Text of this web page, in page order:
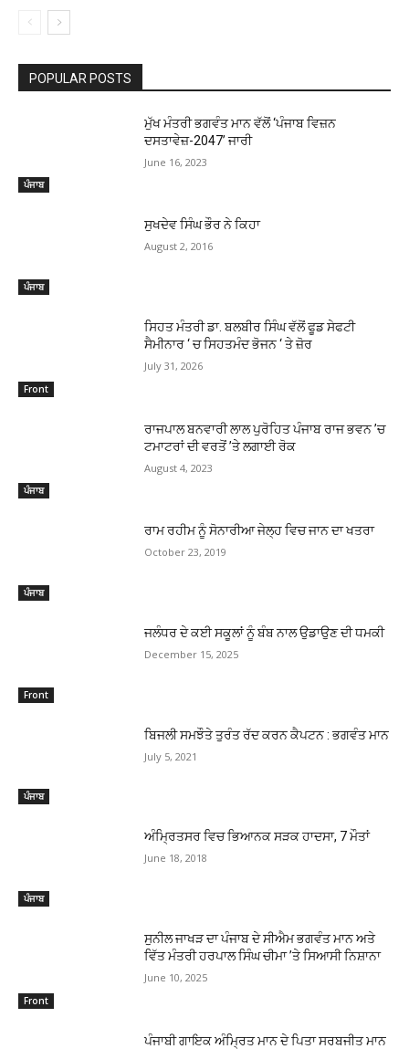
POPULAR POSTS
ਪੰਜਾਬ
ਮੁੱਖ ਮੰਤਰੀ ਭਗਵੰਤ ਮਾਨ ਵੱਲੋਂ ‘ਪੰਜਾਬ ਵਿਜ਼ਨ
ਦਸਤਾਵੇਜ਼-2047’ ਜਾਰੀ
June 16, 2023
ਪੰਜਾਬ
ਸੁਖਦੇਵ ਸਿੰਘ ਭੌਰ ਨੇ ਕਿਹਾ
August 2, 2016
Front
ਸਿਹਤ ਮੰਤਰੀ ਡਾ. ਬਲਬੀਰ ਸਿੰਘ ਵੱਲੋਂ ਫੂਡ ਸੇਫਟੀ
ਸੈਮੀਨਾਰ ‘ ਚ ਸਿਹਤਮੰਦ ਭੋਜਨ ‘ ਤੇ ਜ਼ੋਰ
July 31, 2026
ਪੰਜਾਬ
ਰਾਜਪਾਲ ਬਨਵਾਰੀ ਲਾਲ ਪੁਰੋਹਿਤ ਪੰਜਾਬ ਰਾਜ ਭਵਨ ’ਚ
ਟਮਾਟਰਾਂ ਦੀ ਵਰਤੋਂ ’ਤੇ ਲਗਾਈ ਰੋਕ
August 4, 2023
ਪੰਜਾਬ
ਰਾਮ ਰਹੀਮ ਨੂੰ ਸੋਨਾਰੀਆ ਜੇਲ੍ਹ ਵਿਚ ਜਾਨ ਦਾ ਖਤਰਾ
October 23, 2019
Front
ਜਲੰਧਰ ਦੇ ਕਈ ਸਕੂਲਾਂ ਨੂੰ ਬੰਬ ਨਾਲ ਉਡਾਉਣ ਦੀ ਧਮਕੀ
December 15, 2025
ਪੰਜਾਬ
ਬਿਜਲੀ ਸਮਝੌਤੇ ਤੁਰੰਤ ਰੱਦ ਕਰਨ ਕੈਪਟਨ : ਭਗਵੰਤ ਮਾਨ
July 5, 2021
ਪੰਜਾਬ
ਅੰਮ੍ਰਿਤਸਰ ਵਿਚ ਭਿਆਨਕ ਸੜਕ ਹਾਦਸਾ, 7 ਮੌਤਾਂ
June 18, 2018
Front
ਸੁਨੀਲ ਜਾਖੜ ਦਾ ਪੰਜਾਬ ਦੇ ਸੀਐਮ ਭਗਵੰਤ ਮਾਨ ਅਤੇ
ਵਿੱਤ ਮੰਤਰੀ ਹਰਪਾਲ ਸਿੰਘ ਚੀਮਾ ’ਤੇ ਸਿਆਸੀ ਨਿਸ਼ਾਨਾ
June 10, 2025
ਪੰਜਾਬੀ ਗਾਇਕ ਅੰਮਿ੍ਰਤ ਮਾਨ ਦੇ ਪਿਤਾ ਸਰਬਜੀਤ ਮਾਨ